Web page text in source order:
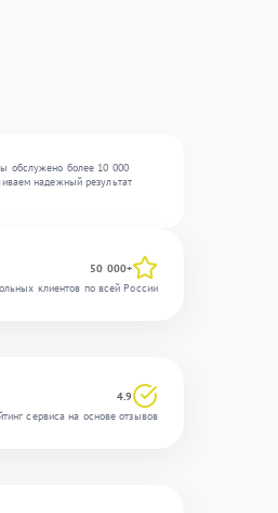
обслужено более 10 000
надежный результат
50 000+
клиентов по всей России
4.9
сервиса на основе отзывов